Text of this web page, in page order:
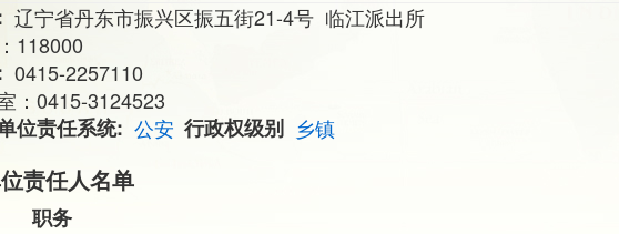
辽宁省丹东市振兴区振五街21-4号 临江派出所
118000
0415-2257110
：0415-3124523
位责任系统
公安 行政权级别 乡镇
责任人名单
职务